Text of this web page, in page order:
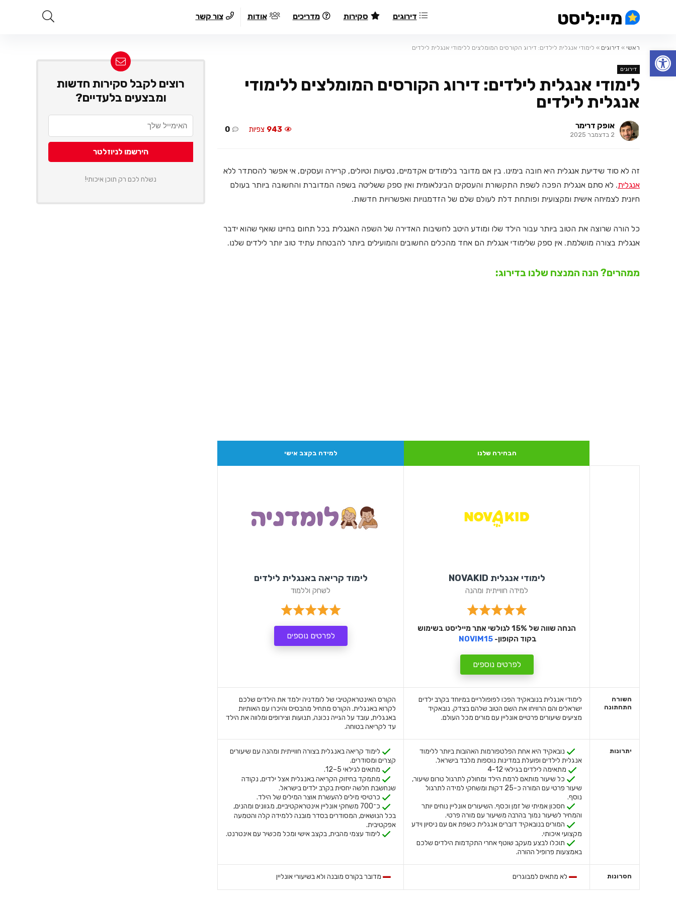
פתח סרגל נגישות
דירוגים סקירות מדריכים אודות צור קשר
ראשי » דירוגים » לימודי אנגלית לילדים: דירוג הקורסים המומלצים ללימודי אנגלית לילדים
דירוגים
לימודי אנגלית לילדים: דירוג הקורסים המומלצים ללימודי
אנגלית לילדים
אופק דרימר
2 בדצמבר 2025
943 צפיות 0
זה לא סוד שידיעת אנגלית היא חובה בימינו. בין אם מדובר בלימודים אקדמיים, נסיעות וטיולים, קריירה ועסקים, אי אפשר להסתדר ללא
אנגלית. לא סתם אנגלית הפכה לשפת התקשורת והעסקים הבינלאומית ואין ספק ששליטה בשפה המדוברת והחשובה ביותר בעולם
חיונית לצמיחה אישית ומקצועית ופותחת דלת לעולם שלם של הזדמנויות ואפשרויות חדשות.
כל הורה שרוצה את הטוב ביותר עבור הילד שלו ומודע היטב לחשיבות האדירה של השפה האנגלית בכל תחום בחיינו שואף שהוא ידבר
אנגלית בצורה מושלמת. אין ספק שלימודי אנגלית הם אחד מהכלים החשובים והמועילים ביותר להבטחת עתיד טוב יותר לילדים שלנו.
ממהרים? הנה המנצח שלנו בדירוג:
השורה
התחתונה
יתרונות
חסרונות
הבחירה שלנו
לימודי אנגלית NOVAKID
למידה חווייתית ומהנה
הנחה שווה של 15% לגולשי אתר מייליסט בשימוש
בקוד הקופון-NOVIM15
לפרטים נוספים
לימודי אנגלית בנובאקיד הפכו לפופולריים במיוחד בקרב ילדים
ישראלים והם הרוויחו את השם הטוב שלהם בצדק. נובאקיד
מציעים שיעורים פרטיים אונליין עם מורים מכל העולם.
נובאקיד היא אחת הפלטפורמות האהובות ביותר ללימוד
אנגלית לילדים ופועלת במדינות נוספות מלבד בישראל.
מתאימה לילדים בגילאי 4-12
כל שיעור מותאם לרמת הילד ומחולק לתרגול טרום שיעור,
שיעור פרטי עם המורה כ-25 דקות ומשחקי למידה לתרגול
נוסף.
חסכון אמיתי של זמן וכסף. השיעורים אונליין נוחים יותר
והמחיר לשיעור נמוך בהרבה משיעור עם מורה פרטי.
המורים בנובאקיד דוברים אנגלית כשפת אם עם ניסיון וידע
מקצועי איכותי.
תוכלו לבצע מעקב שוטף אחרי התקדמות הילדים שלכם
באמצעות פרופיל ההורה.
לא מתאים למבוגרים
למידה בקצב אישי
לימוד קריאה באנגלית לילדים
לשחק וללמוד
לפרטים נוספים
הקורס האינטראקטיבי של לומדניה ילמד את הילדים שלכם
לקרוא באנגלית. הקורס מתחיל מהבסיס והיכרו עם האותיות
באנגלית, עובד על הגייה נכונה, תנועות וצירופים ומלווה את הילד
עד לקריאה בטוחה.
לימוד קריאה באנגלית בצורה חווייתית ומהנה עם שיעורים
קצרים ומסודרים.
מתאים לגילאי 5–12.
מתמקד בחיזוק הקריאה באנגלית אצל ילדים, נקודה
שנחשבת חלשה יחסית בקרב ילדים בישראל.
כרטיסי מילים להעשרת אוצר המילים של הילד.
כ־700 משחקי אונליין אינטראקטיביים, מגוונים ומהנים,
בכל הנושאים, המסודרים בסדר מובנה ללמידה קלה והטמעה
אפקטיבית.
לימוד עצמי מהבית, בקצב אישי ומכל מכשיר עם אינטרנט.
מדובר בקורס מובנה ולא בשיעורי אונליין
רוצים לקבל סקירות חדשות
ומבצעים בלעדיים?
נשלח לכם רק תוכן איכותי!